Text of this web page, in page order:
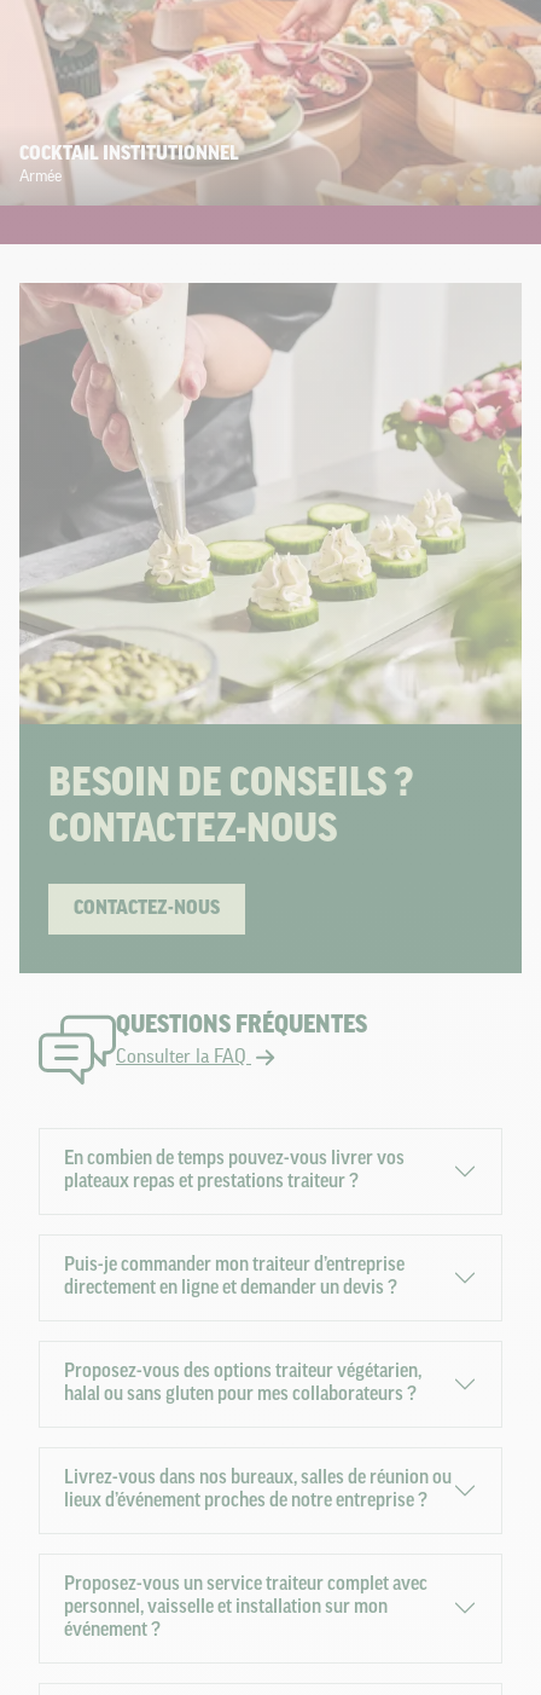
COCKTAIL INSTITUTIONNEL
Armée
BESOIN DE CONSEILS ?
CONTACTEZ-NOUS
CONTACTEZ-NOUS
QUESTIONS FRÉQUENTES
Consulter la FAQ
En combien de temps pouvez-vous livrer vos
plateaux repas et prestations traiteur ?
Puis-je commander mon traiteur d’entreprise
directement en ligne et demander un devis ?
Proposez-vous des options traiteur végétarien,
halal ou sans gluten pour mes collaborateurs ?
Livrez-vous dans nos bureaux, salles de réunion ou
lieux d’événement proches de notre entreprise ?
Proposez-vous un service traiteur complet avec
personnel, vaisselle et installation sur mon
événement ?